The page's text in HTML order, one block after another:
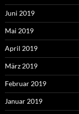
Juni 2019
Mai 2019
April 2019
März 2019
Februar 2019
Januar 2019